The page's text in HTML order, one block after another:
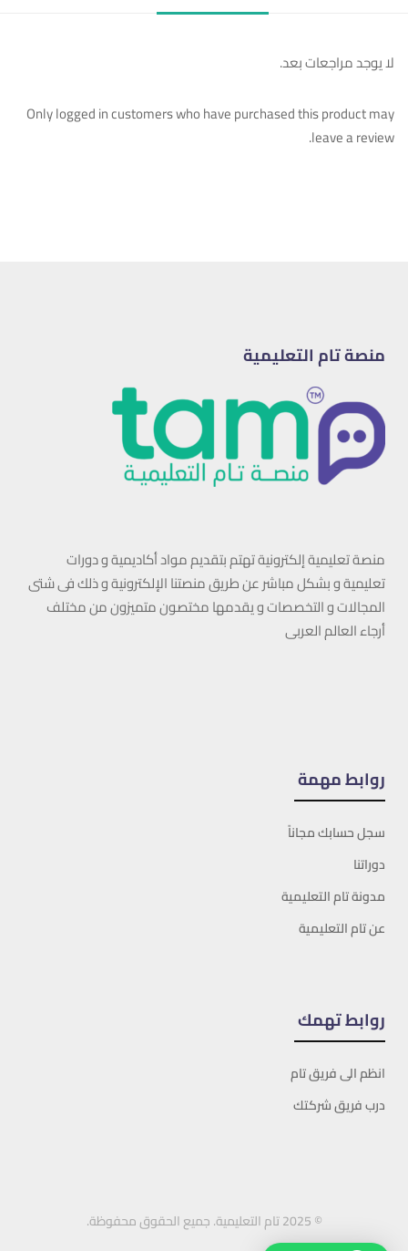
لا يوجد مراجعات بعد.
Only logged in customers who have purchased this product may
leave a review.
منصة تام التعليمية
منصة تعليمية إلكترونية تهتم بتقديم مواد أكاديمية و دورات
تعليمية و بشكل مباشر عن طريق منصتنا الإلكترونية و ذلك فى شتى
المجالات و التخصصات و يقدمها مختصون متميزون من مختلف
أرجاء العالم العربى
روابط مهمة
سجل حسابك مجاناً
دوراتنا
مدونة تام التعليمية
عن تام التعليمية
روابط تهمك
انظم الى فريق تام
درب فريق شركتك
© 2025 تام التعليمية. جميع الحقوق محفوظة.